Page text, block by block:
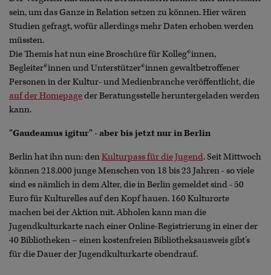
sein, um das Ganze in Relation setzen zu können. Hier wären
Studien gefragt, wofür allerdings mehr Daten erhoben werden
müssten.
Die Themis hat nun eine Broschüre für Kolleg*innen,
Begleiter*innen und Unterstützer*innen gewaltbetroffener
Personen in der Kultur- und Medienbranche veröffentlicht, die
auf der Homepageder Beratungsstelle heruntergeladen werden
kann.
"Gaudeamus igitur" - aber bis jetzt nur in Berlin
Berlin hat ihn nun: denKulturpass für die Jugend. Seit Mittwoch
können 218.000 junge Menschen von 18 bis 23 Jahren - so viele
sind es nämlich in dem Alter, die in Berlin gemeldet sind - 50
Euro für Kulturelles auf den Kopf hauen. 160 Kulturorte
machen bei der Aktion mit. Abholen kann man die
Jugendkulturkarte nach einer Online-Registrierung in einer der
40 Bibliotheken – einen kostenfreien Bibliotheksausweis gibt’s
für die Dauer der Jugendkulturkarte obendrauf.